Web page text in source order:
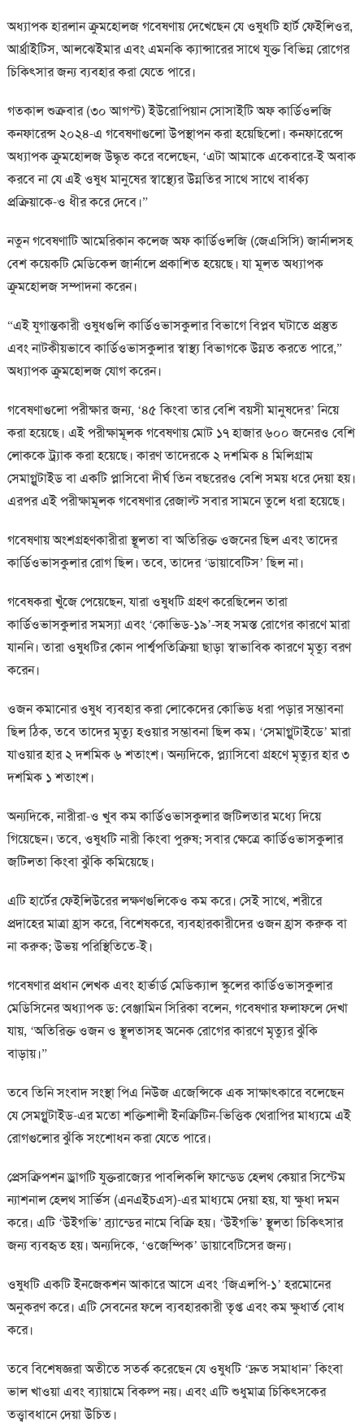
অধ্যাপক হারলান ক্রুমহোলজ গবেষণায় দেখেছেন যে ওষুধটি হার্ট ফেইলিওর,
আর্থ্রাইটিস, আলঝেইমার এবং এমনকি ক্যান্সারের সাথে যুক্ত বিভিন্ন রোগের
চিকিত্সার জন্য ব্যবহার করা যেতে পারে।
গতকাল শুক্রবার (৩০ আগস্ট) ইউরোপিয়ান সোসাইটি অফ কার্ডিওলজি
কনফারেন্স ২০২৪-এ গবেষণাগুলো উপস্থাপন করা হয়েছিলো। কনফারেন্সে
অধ্যাপক ক্রুমহোলজ উদ্ধৃত করে বলেছেন, ‘এটা আমাকে একেবারে-ই অবাক
করবে না যে এই ওষুধ মানুষের স্বাস্থ্যের উন্নতির সাথে সাথে বার্ধক্য
প্রক্রিয়াকে-ও ধীর করে দেবে।”
নতুন গবেষণাটি আমেরিকান কলেজ অফ কার্ডিওলজি (জেএসিসি) জার্নালসহ
বেশ কয়েকটি মেডিকেল জার্নালে প্রকাশিত হয়েছে। যা মূলত অধ্যাপক
ক্রুমহোলজ সম্পাদনা করেন।
“এই যুগান্তকারী ওষুধগুলি কার্ডিওভাসকুলার বিভাগে বিপ্লব ঘটাতে প্রস্তুত
এবং নাটকীয়ভাবে কার্ডিওভাসকুলার স্বাস্থ্য বিভাগকে উন্নত করতে পারে,”
অধ্যাপক ক্রুমহোলজ যোগ করেন।
গবেষণাগুলো পরীক্ষার জন্য, ‘৪৫ কিংবা তার বেশি বয়সী মানুষদের’ নিয়ে
করা হয়েছে। এই পরীক্ষামূলক গবেষণায় মোট ১৭ হাজার ৬০০ জনেরও বেশি
লোককে ট্র্যাক করা হয়েছে। কারণ তাদেরকে ২ দশমিক ৪ মিলিগ্রাম
সেমাগ্লুটাইড বা একটি প্লাসিবো দীর্ঘ তিন বছরেরও বেশি সময় ধরে দেয়া হয়।
এরপর এই পরীক্ষামূলক গবেষণার রেজাল্ট সবার সামনে তুলে ধরা হয়েছে।
গবেষণায় অংশগ্রহণকারীরা স্থূলতা বা অতিরিক্ত ওজনের ছিল এবং তাদের
কার্ডিওভাসকুলার রোগ ছিল। তবে, তাদের ‘ডায়াবেটিস’ ছিল না।
গবেষকরা খুঁজে পেয়েছেন, যারা ওষুধটি গ্রহণ করেছিলেন তারা
কার্ডিওভাসকুলার সমস্যা এবং ‘কোভিড-১৯’-সহ সমস্ত রোগের কারণে মারা
যাননি। তারা ওষুধটির কোন পার্শ্বপতিক্রিয়া ছাড়া স্বাভাবিক কারণে মৃত্যু বরণ
করেন।
ওজন কমানোর ওষুধ ব্যবহার করা লোকেদের কোভিড ধরা পড়ার সম্ভাবনা
ছিল ঠিক, তবে তাদের মৃত্যু হওয়ার সম্ভাবনা ছিল কম। ‘সেমাগ্লুটাইডে’ মারা
যাওয়ার হার ২ দশমিক ৬ শতাংশ। অন্যদিকে, প্ল্যাসিবো গ্রহণে মৃত্যুর হার ৩
দশমিক ১ শতাংশ।
অন্যদিকে, নারীরা-ও খুব কম কার্ডিওভাসকুলার জটিলতার মধ্যে দিয়ে
গিয়েছেন। তবে, ওষুধটি নারী কিংবা পুরুষ; সবার ক্ষেত্রে কার্ডিওভাসকুলার
জটিলতা কিংবা ঝুঁকি কমিয়েছে।
এটি হার্টের ফেইলিউরের লক্ষণগুলিকেও কম করে। সেই সাথে, শরীরে
প্রদাহের মাত্রা হ্রাস করে, বিশেষকরে, ব্যবহারকারীদের ওজন হ্রাস করুক বা
না করুক; উভয় পরিস্থিতিতে-ই।
গবেষণার প্রধান লেখক এবং হার্ভার্ড মেডিক্যাল স্কুলের কার্ডিওভাসকুলার
মেডিসিনের অধ্যাপক ড: বেঞ্জামিন সিরিকা বলেন, গবেষণার ফলাফলে দেখা
যায়, ‘অতিরিক্ত ওজন ও স্থূলতাসহ অনেক রোগের কারণে মৃত্যুর ঝুঁকি
বাড়ায়।”
তবে তিনি সংবাদ সংস্থা পিএ নিউজ এজেন্সিকে এক সাক্ষাৎকারে বলেছেন
যে সেমগ্লুটাইড-এর মতো শক্তিশালী ইনক্রিটিন-ভিত্তিক থেরাপির মাধ্যমে এই
রোগগুলোর ঝুঁকি সংশোধন করা যেতে পারে।
প্রেসক্রিপশন ড্রাগটি যুক্তরাজ্যের পাবলিকলি ফান্ডেড হেলথ কেয়ার সিস্টেম
ন্যাশনাল হেলথ সার্ভিস (এনএইচএস)-এর মাধ্যমে দেয়া হয়, যা ক্ষুধা দমন
করে। এটি ‘উইগভি’ ব্র্যান্ডের নামে বিক্রি হয়। ‘উইগভি’ স্থূলতা চিকিত্সার
জন্য ব্যবহৃত হয়। অন্যদিকে, ‘ওজেম্পিক’ ডায়াবেটিসের জন্য।
ওষুধটি একটি ইনজেকশন আকারে আসে এবং ‘জিএলপি-১’ হরমোনের
অনুকরণ করে। এটি সেবনের ফলে ব্যবহারকারী তৃপ্ত এবং কম ক্ষুধার্ত বোধ
করে।
তবে বিশেষজ্ঞরা অতীতে সতর্ক করেছেন যে ওষুধটি ‘দ্রুত সমাধান’ কিংবা
ভাল খাওয়া এবং ব্যায়ামে বিকল্প নয়। এবং এটি শুধুমাত্র চিকিৎসকের
তত্ত্বাবধানে দেয়া উচিত।